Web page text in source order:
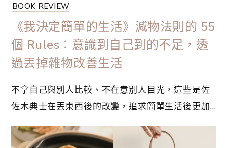
BOOK REVIEW
《我決定簡單的生活》減物法則的 55
個 Rules：意識到自己到的不足，透
過丟掉雜物改善生活
不拿自己與別人比較、不在意別人目光，這些是佐
佐木典士在丟東西後的改變，追求簡單生活後更加
確的指出「極簡主義者」的定義，就是沒有正確的